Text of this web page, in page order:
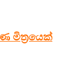
මිත්‍රයෙක්